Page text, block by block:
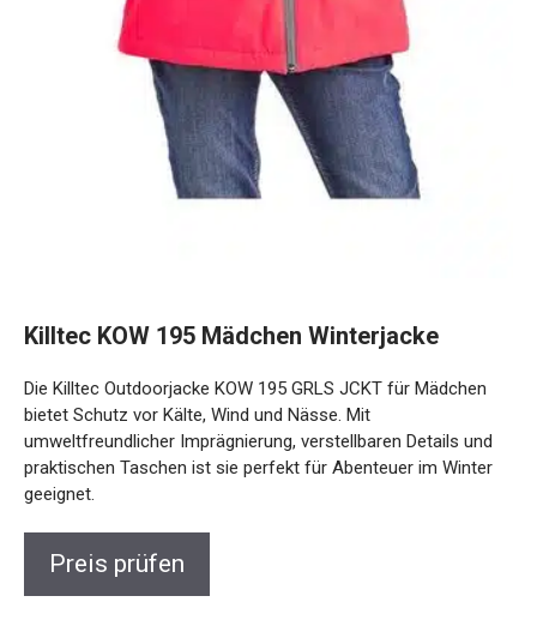
Die Killtec Outdoorjacke KOW 195 GRLS JCKT für Mädchen
bietet Schutz vor Kälte, Wind und Nässe. Mit
umweltfreundlicher Imprägnierung, verstellbaren Details und
praktischen Taschen ist sie perfekt für Abenteuer im Winter
geeignet.
Preis prüfen